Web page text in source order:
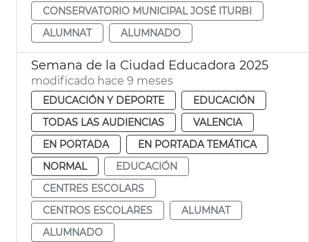
CONSERVATORIO MUNICIPAL JOSÉ ITURBI
ALUMNAT
ALUMNADO
Semana de la Ciudad Educadora 2025
modificado hace 9 meses
EDUCACIÓN Y DEPORTE
EDUCACIÓN
TODAS LAS AUDIENCIAS
VALENCIA
EN PORTADA
EN PORTADA TEMÁTICA
NORMAL
EDUCACIÓN
CENTRES ESCOLARS
CENTROS ESCOLARES
ALUMNAT
ALUMNADO